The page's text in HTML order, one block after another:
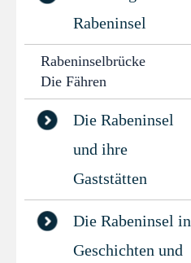
Rabeninsel
Rabeninselbrücke
Die Fähren
Die Rabeninsel
und ihre
Gaststätten
Die Rabeninsel in
Geschichten und